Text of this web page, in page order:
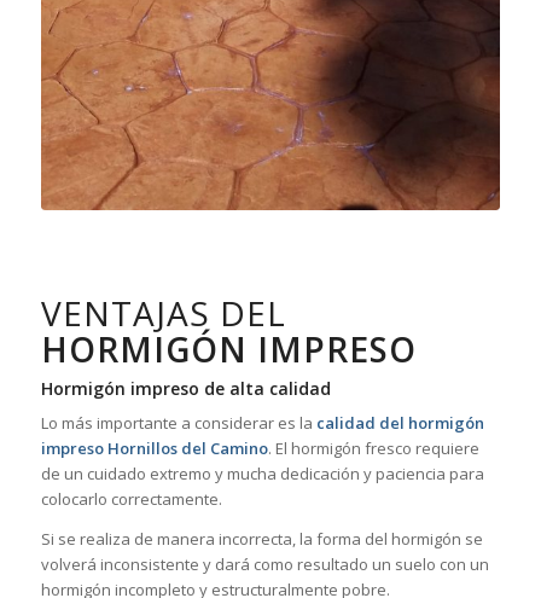
VENTAJAS DEL
HORMIGÓN IMPRESO
Hormigón impreso de alta calidad
Lo más importante a considerar es la calidad del hormigón
impreso Hornillos del Camino. El hormigón fresco requiere
de un cuidado extremo y mucha dedicación y paciencia para
colocarlo correctamente.
Si se realiza de manera incorrecta, la forma del hormigón se
volverá inconsistente y dará como resultado un suelo con un
hormigón incompleto y estructuralmente pobre.